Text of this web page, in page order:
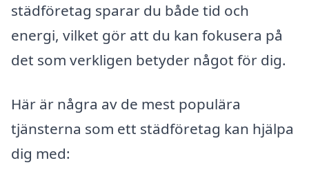
städföretag sparar du både tid och
energi, vilket gör att du kan fokusera på
det som verkligen betyder något för dig.
Här är några av de mest populära
tjänsterna som ett städföretag kan hjälpa
dig med: